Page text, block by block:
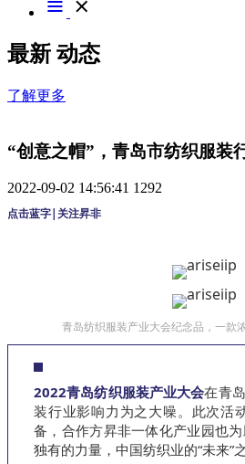
最新 动态
了解更多
“创意之帽”，青岛市纺织服装
2022-09-02 14:56:41 1292
点击蓝字|关注昇非
青岛纺织服装产业大会纪念品，一款
2022青岛纺织服装产业大会在青
装行业影响力为之大噪。此次活
备，合作方昇非一体化产业园也
独有的力量，中国纺织业的“未来”